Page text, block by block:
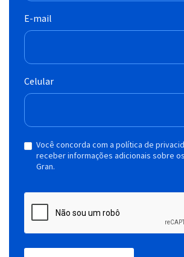
E-mail
Celular
Você concorda com a política de
receber informações adicionais sobre
Gran.